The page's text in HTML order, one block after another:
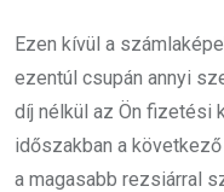
Ezen kívül a
ezentúl csupán annyi
díj nélkül az Ön fizetési
időszakban a
a magasabb rezsiárral